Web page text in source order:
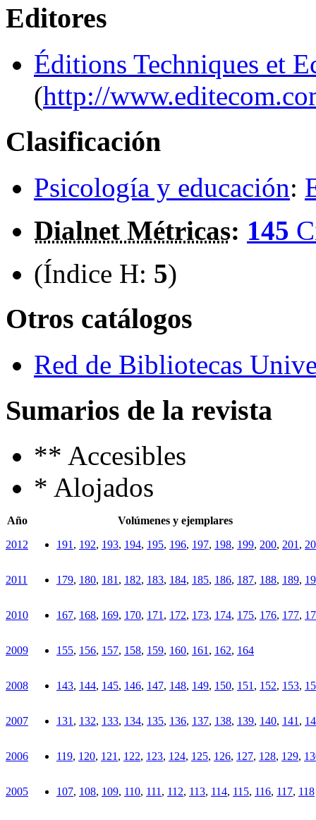
Editores
Éditions Techniques et
(http://
Clasificación
Psicología y educación:
Dialnet Métricas: 145
(Índice H: 5)
Otros catálogos
Red de Bibliotecas
Sumarios de la revista
** Accesibles
* Alojados
Año
Volúmenes y ejemplares
2012
191, 192, 193, 194, 195, 196, 197, 198, 199, 200, 201,
2011 179, 180, 181, 182, 183, 184, 185, 186, 187, 188, 189,
2010 167, 168, 169, 170, 171, 172, 173, 174, 175, 176, 177,
2009 155, 156, 157, 158, 159, 160, 161, 162, 164
2008 143, 144, 145, 146, 147, 148, 149, 150, 151, 152, 153,
2007 131, 132, 133, 134, 135, 136, 137, 138, 139, 140, 141,
2006 119, 120, 121, 122, 123, 124, 125, 126, 127, 128, 129,
2005 107, 108, 109, 110, 111, 112, 113, 114, 115, 116, 117, 118